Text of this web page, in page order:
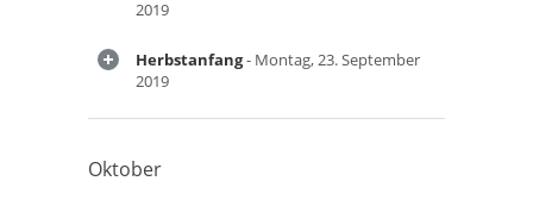
2019
Herbstanfang- Montag, 23. September
2019
Oktober